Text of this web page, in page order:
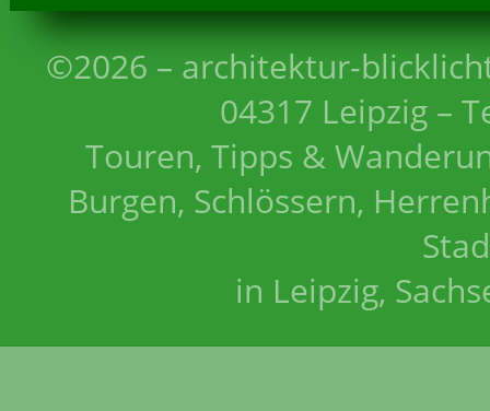
©2026 – architektur-
04317 Leipzig –
Touren, Tipps &
Burgen, Schlössern,
in Leipzig,